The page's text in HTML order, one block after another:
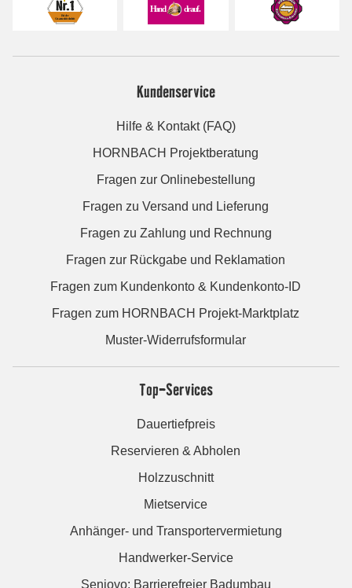
Kundenservice
Hilfe & Kontakt (FAQ)
HORNBACH Projektberatung
Fragen zur Onlinebestellung
Fragen zu Versand und Lieferung
Fragen zu Zahlung und Rechnung
Fragen zur Rückgabe und Reklamation
Fragen zum Kundenkonto & Kundenkonto-ID
Fragen zum HORNBACH Projekt-Marktplatz
Muster-Widerrufsformular
Top-Services
Dauertiefpreis
Reservieren & Abholen
Holzzuschnitt
Mietservice
Anhänger- und Transportervermietung
Handwerker-Service
Seniovo: Barrierefreier Badumbau